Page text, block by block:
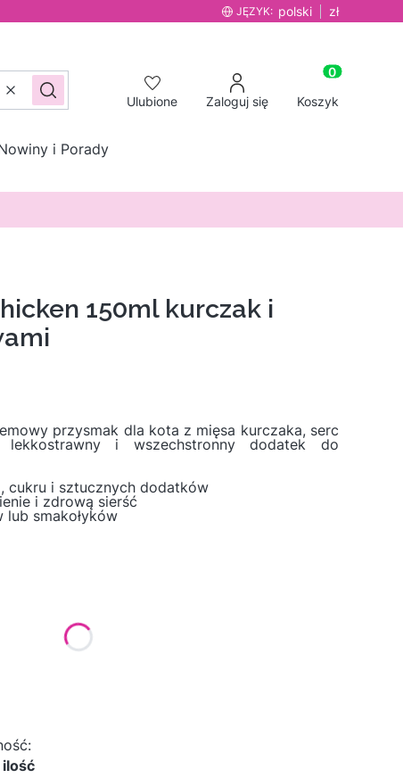
JĘZYK: polski zł
WyczyśćSzukaj Ulubione Zaloguj się
Produkty w
Koszyk
i Porady
150ml kurczak i
przysmak dla kota z mięsa kurczaka, serc
lekkostrawny i wszechstronny dodatek do
cukru i sztucznych dodatków
i zdrową sierść
lub smakołyków